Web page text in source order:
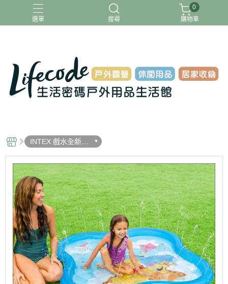
選單 搜尋
ADAMOUTDOOR G-PLUS INTEX
MOVELIFE
樂活不露
0
購物車
INTEX 戲水全新褔
利品